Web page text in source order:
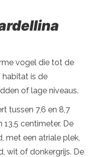
vogel die tot de
habitat is de
of lage niveaus.
tussen 7,6 en 8,7
centimeter. De
met een atriale plek,
wit of donkergrijs. De